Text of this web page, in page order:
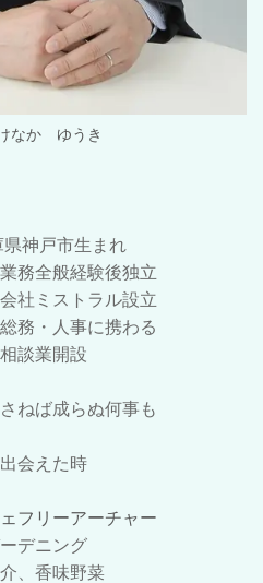
なか ゆうき
神戸市生まれ
務全般経験後独立
ストラル設立
人事に携わる
業開設
ねば成らぬ何事も
会えた時
ェフリーアーチャー
デニング
、香味野菜